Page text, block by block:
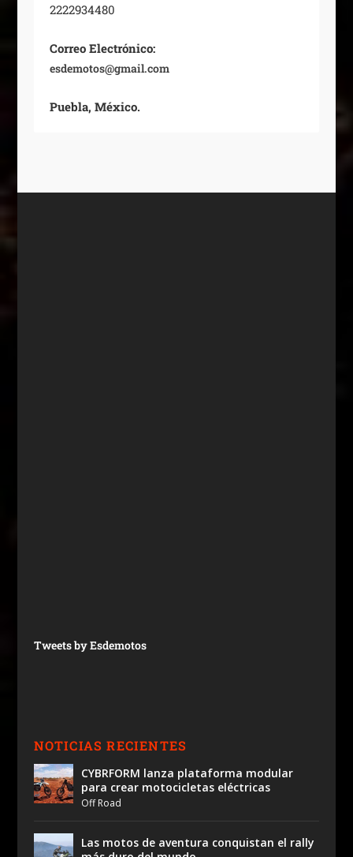
2222934480
Correo Electrónico:
esdemotos@gmail.com
Puebla, México.
Tweets by Esdemotos
NOTICIAS RECIENTES
CYBRFORM lanza plataforma modular
para crear motocicletas eléctricas
Off Road
Las motos de aventura conquistan el rally